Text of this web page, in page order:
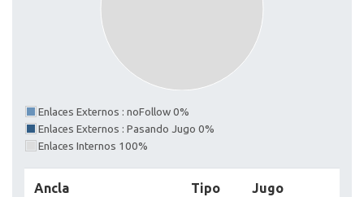
Enlaces Externos : noFollow 0%
Enlaces Externos : Pasando Jugo 0%
Enlaces Internos 100%
Ancla Tipo Jugo